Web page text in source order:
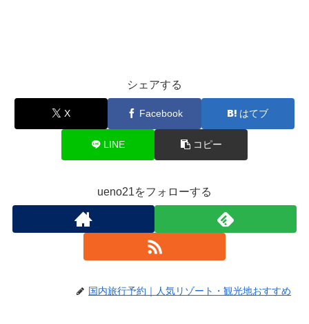
シェアする
X Facebook はてブ
LINE コピー
ueno21をフォローする
国内旅行予約｜人気リゾート・観光地おすすめ